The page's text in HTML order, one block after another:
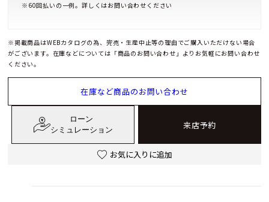
※ 60回払いの一例。詳しくはお問い合わせください
※掲載商品はWEBカタログの為、完売・生産中止等の理由でご購入いただけない場合
がございます。在庫などについては「商品のお問い合わせ」よりお気軽にお問い合わせ
ください。
在庫など商品のお問い合わせ
ローン
シミュレーション
来店予約
お気に入りに追加